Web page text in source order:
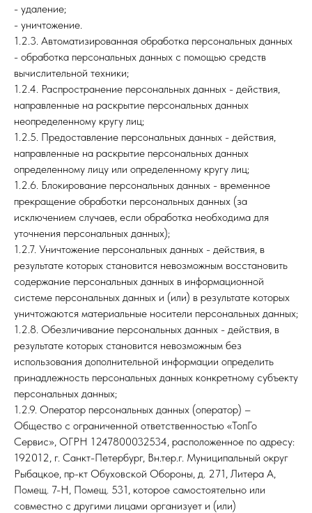
- удаление;
- уничтожение.
1.2.3. Автоматизированная обработка персональных данных
- обработка персональных данных с помощью средств
вычислительной техники;
1.2.4. Распространение персональных данных - действия,
направленные на раскрытие персональных данных
неопределенному кругу лиц;
1.2.5. Предоставление персональных данных - действия,
направленные на раскрытие персональных данных
определенному лицу или определенному кругу лиц;
1.2.6. Блокирование персональных данных - временное
прекращение обработки персональных данных (за
исключением случаев, если обработка необходима для
уточнения персональных данных);
1.2.7. Уничтожение персональных данных - действия, в
результате которых становится невозможным восстановить
содержание персональных данных в информационной
системе персональных данных и (или) в результате которых
уничтожаются материальные носители персональных данных;
1.2.8. Обезличивание персональных данных - действия, в
результате которых становится невозможным без
использования дополнительной информации определить
принадлежность персональных данных конкретному субъекту
персональных данных;
1.2.9. Оператор персональных данных (оператор) –
Общество с ограниченной ответственностью «ТопГо
Сервис», ОГРН 1247800032534, расположенное по адресу:
192012, г. Санкт-Петербург, Вн.тер.г. Муниципальный округ
Рыбацкое, пр-кт Обуховской Обороны, д. 271, Литера А,
Помещ. 7-Н, Помещ. 531, которое самостоятельно или
совместно с другими лицами организует и (или)